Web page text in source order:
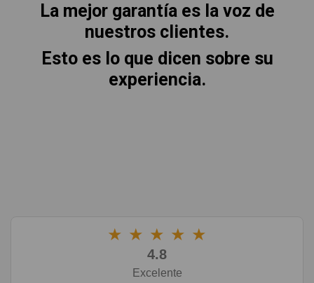
La mejor garantía es la voz de
nuestros clientes.
Esto es lo que dicen sobre su
experiencia.
★ ★ ★ ★ ★
4.8
Excelente